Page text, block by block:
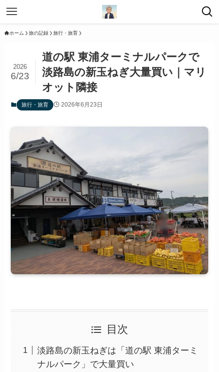
ホーム 旅の記録 旅行・旅育
道の駅 東浦ターミナルパークで
淡路島の新玉ねぎ大量買い｜マリ
オット隣接
2026
6/23
旅行・旅育 2026年6月23日
目次
淡路島の新玉ねぎは「道の駅 東浦ターミ
ナルパーク」で大量買い